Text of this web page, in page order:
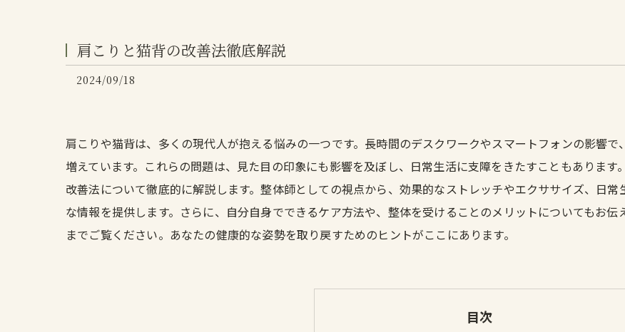
肩こりと猫背の改善法徹底解説
2024/09/18
肩こりや猫背は、多くの現代人が抱える悩みの一つです。長時間のデスクワークやスマートフォンの影響
増えています。これらの問題は、見た目の印象にも影響を及ぼし、日常生活に支障をきたすこともありま
改善法について徹底的に解説します。整体師としての視点から、効果的なストレッチやエクササイズ、日
な情報を提供します。さらに、自分自身でできるケア方法や、整体を受けることのメリットについてもお
までご覧ください。あなたの健康的な姿勢を取り戻すためのヒントがここにあります。
目次